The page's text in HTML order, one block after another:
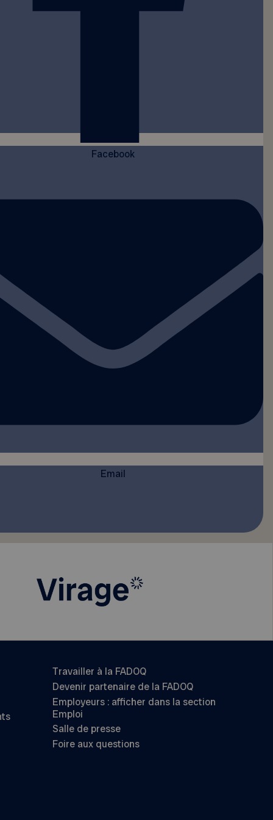
Facebook
Email
Travailler à la FADOQ
Devenir partenaire de la FADOQ
Employeurs : afficher dans la section
Emploi
Salle de presse
Foire aux questions